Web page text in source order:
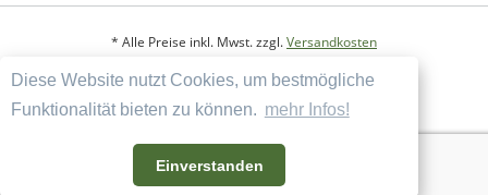
Diese Website nutzt Cookies, um bestmögliche
Funktionalität bieten zu können. mehr Infos!
Einverstanden
* Alle Preise inkl. Mwst. zzgl.Versandkosten
Copyright
Datenschutzerklärung
Widerrufsbelehrung und Muster-Widerrufsformular
AGB und Kundeninformation